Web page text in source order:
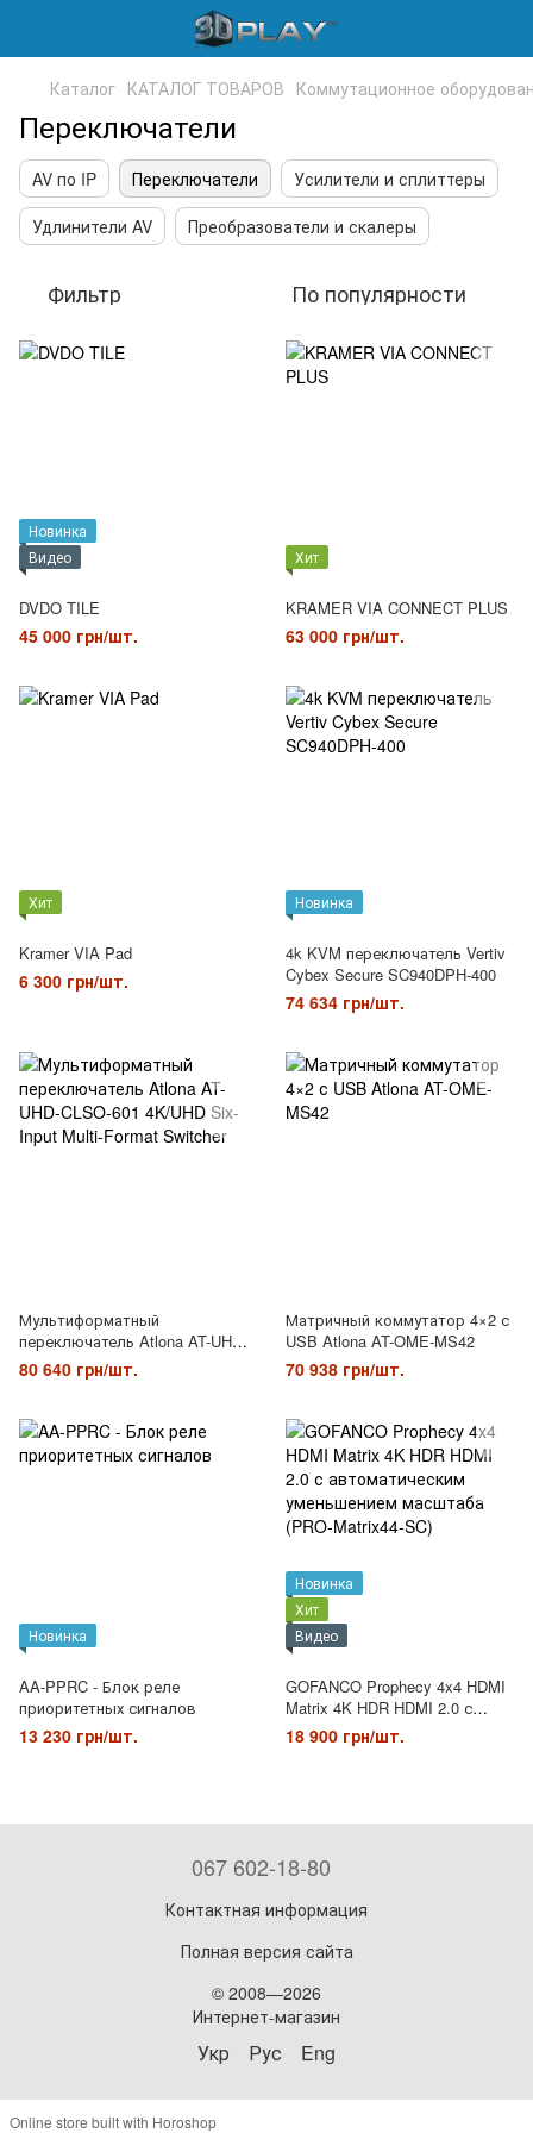
Каталог КАТАЛОГ ТОВАРОВ Коммутационное
Переключатели
AV по IP Переключатели
Усилители и сплиттеры
Удлинители AV
Преобразователи и скалеры
Фильтр По популярности
Новинка
Видео
DVDO TILE
45 000 грн/шт.
Хит
KRAMER VIA CONNECT PLUS
63 000 грн/шт.
Хит
Kramer VIA Pad
6 300 грн/шт.
Новинка
4k KVM переключатель Vertiv
Cybex Secure SC940DPH-400
74 634 грн/шт.
Мультиформатный
переключатель Atlona AT-UHD-
CLSO-601 4K/UHD Six-Input
Multi-Format Switcher
80 640 грн/шт.
Матричный коммутатор 4×2 с
USB Atlona AT-OME-MS42
70 938 грн/шт.
Новинка
AA-PPRC - Блок реле
приоритетных сигналов
13 230 грн/шт.
Новинка
Хит
Видео
GOFANCO Prophecy 4x4 HDMI
Matrix 4K HDR HDMI 2.0 с
автоматическим уменьшением
масштаба (PRO-Matrix44-SC)
18 900 грн/шт.
067 602-18-80
Контактная информация
Полная версия сайта
© 2008—2026
Интернет-магазин
Укр Рус Eng
Online store built with Horoshop